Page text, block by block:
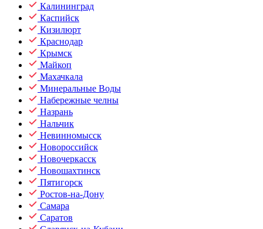
Калининград
Каспийск
Кизилюрт
Краснодар
Крымск
Майкоп
Махачкала
Минеральные Воды
Набережные челны
Назрань
Нальчик
Невинномысск
Новороссийск
Новочеркасск
Новошахтинск
Пятигорск
Ростов-на-Дону
Самара
Саратов